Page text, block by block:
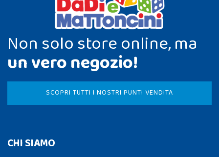
Non solo store online, ma
un vero negozio!
SCOPRI TUTTI I NOSTRI PUNTI VENDITA
CHI SIAMO